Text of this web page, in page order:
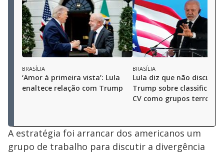
BRASÍLIA
‘Amor à primeira vista’: Lula
enaltece relação com Trump
BRASÍLIA
Lula diz que não discutiu
Trump sobre classificar
CV como grupos
A estratégia foi arrancar dos americanos um
grupo de trabalho para discutir a divergência